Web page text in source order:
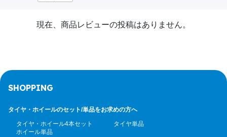
現在、商品レビューの投稿はありません。
SHOPPING
タイヤ・ホイールのセット/単品をお求めの方へ
タイヤ・ホイール4本セット
タイヤ単品
ホイール単品